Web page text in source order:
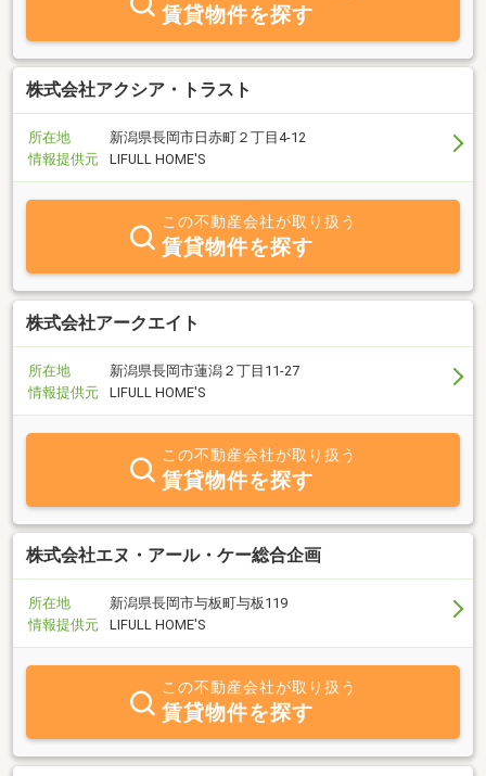
賃貸物件を探す
株式会社アクシア・トラスト
所在地
新潟県長岡市日赤町２丁目4-12
情報提供元
LIFULL HOME'S
この不動産会社が取り扱う
賃貸物件を探す
株式会社アークエイト
所在地
新潟県長岡市蓮潟２丁目11-27
情報提供元
LIFULL HOME'S
この不動産会社が取り扱う
賃貸物件を探す
株式会社エヌ・アール・ケー総合企画
所在地
新潟県長岡市与板町与板119
情報提供元
LIFULL HOME'S
この不動産会社が取り扱う
賃貸物件を探す